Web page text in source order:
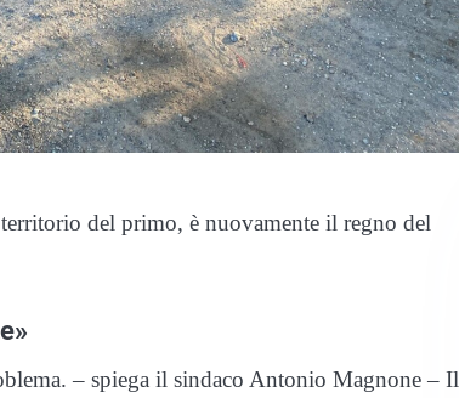
del primo, è nuovamente il regno del
– spiega il sindaco Antonio Magnone – Il